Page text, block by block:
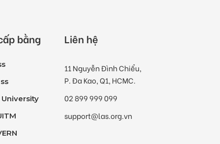
bằng Liên hệ
11 Nguyễn Đình Chiểu,
P. Đa Kao, Q1, HCMC.
02 899 999 099
support@las.org.vn